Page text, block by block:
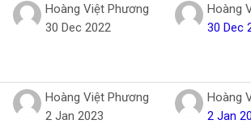
Hoàng Việt Phương
30 Dec 2022
Hoàng
30 Dec
Hoàng Việt Phương
2 Jan 2023
Hoàng
2 Jan